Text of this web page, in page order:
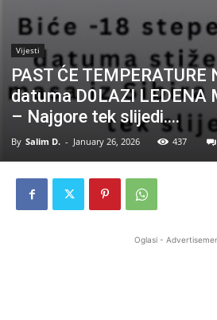
Vijesti
PAST ĆE
datuma D0LAZl LEDENA
– Najgore tek slijedi….
By Salim D. - January 26, 2026 437
Oglasi -